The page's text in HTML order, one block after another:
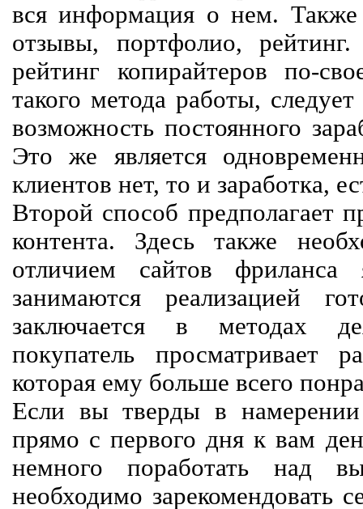
вся информация о нем. Также
отзывы, портфолио,
рейтинг копирайтеров по-
такого метода работы,
возможность постоянного
Это же является
клиентов нет, то и заработка,
Второй способ предполагает
контента. Здесь также
отличием сайтов
занимаются реализацией
заключается в методах
покупатель просматривает
которая ему больше всего
Если вы тверды в
прямо с первого дня к вам
немного поработать над
необходимо зарекомендовать